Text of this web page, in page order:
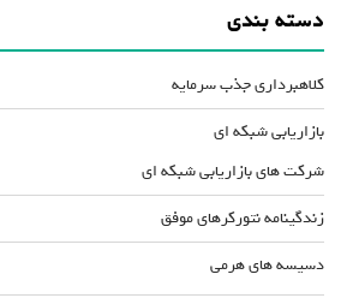
دسته بندی
کلاهبرداری جذب سرمایه
بازاریابی شبکه ای
شرکت های بازاریابی شبکه ای
زندگینامه نتورکرهای موفق
دسیسه های هرمی